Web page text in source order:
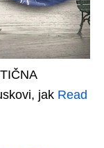
jak Read